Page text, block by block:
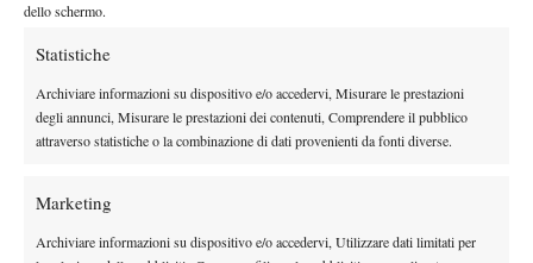
dello schermo.
Statistiche
Archiviare informazioni su dispositivo e/o accedervi, Misurare le prestazioni
degli annunci, Misurare le prestazioni dei contenuti, Comprendere il pubblico
attraverso statistiche o la combinazione di dati provenienti da fonti diverse.
Marketing
Archiviare informazioni su dispositivo e/o accedervi, Utilizzare dati limitati per
ciò che stiamo facendo noi
trattative perché penso che per il tennis sarebbe fantastico, ma a
essere onesti, siamo nel bel mezzo del torneo con molte cose da
gestire, quindi probabilmente faremo qualche passo in più dopo
E ancora: “
Roland Garros, perché si tratta di un modello economico e